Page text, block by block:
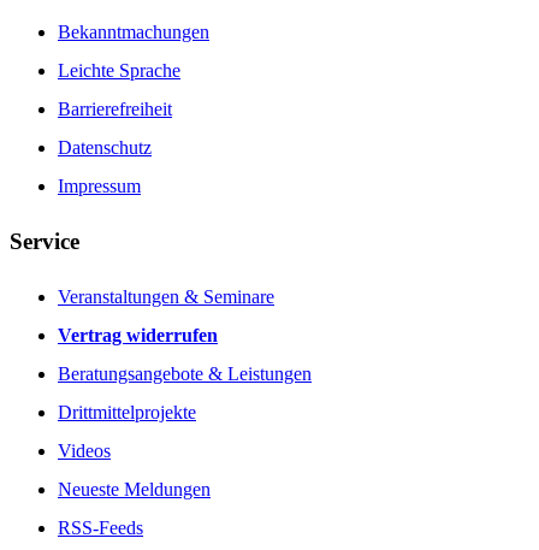
Bekanntmachungen
Leichte Sprache
Barrierefreiheit
Datenschutz
Impressum
Service
Veranstaltungen & Seminare
Vertrag widerrufen
Beratungsangebote & Leistungen
Drittmittelprojekte
Videos
Neueste Meldungen
RSS-Feeds